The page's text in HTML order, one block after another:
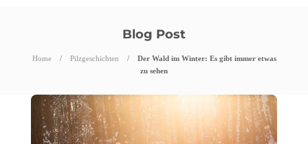
Blog Post
Home Pilzgeschichten
Der Wald im Winter: Es gibt immer etwas
zu sehen